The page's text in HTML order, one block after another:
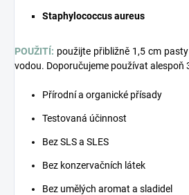
Staphylococcus aureus
POUŽITÍ: použijte přibližně 1,5 cm
vodou. Doporučujeme používat alespoň
Přírodní a organické přísady
Testovaná účinnost
Bez SLS a SLES
Bez konzervačních látek
Bez umělých aromat a sladidel